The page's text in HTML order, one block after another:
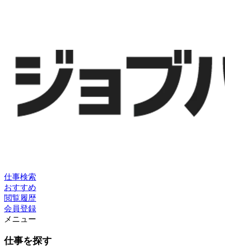
仕事検索
おすすめ
閲覧履歴
会員登録
メニュー
仕事を探す